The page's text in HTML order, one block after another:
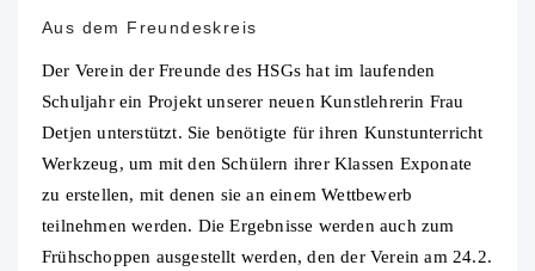
Aus dem Freundeskreis
Der Verein der Freunde des HSGs hat im laufenden
Schuljahr ein Projekt unserer neuen Kunstlehrerin Frau
Detjen unterstützt. Sie benötigte für ihren Kunstunterricht
Werkzeug, um mit den Schülern ihrer Klassen Exponate
zu erstellen, mit denen sie an einem Wettbewerb
teilnehmen werden. Die Ergebnisse werden auch zum
Frühschoppen ausgestellt werden, den der Verein am 24.2.